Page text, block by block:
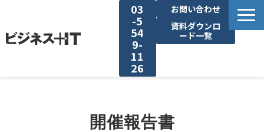
03
-5
54
9-
11
26
お問い合わせ
資料ダウンロ
ード一覧
開催報告書